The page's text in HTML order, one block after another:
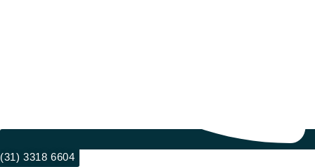
(31) 3318 6604